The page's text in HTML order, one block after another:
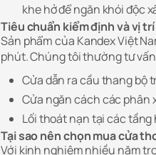
khe hở để ngăn khói độc
Tiêu chuẩn kiểm định và vị
Sản phẩm của Kandex Việt
phút. Chúng tôi thường tư
Cửa dẫn ra cầu thang bộ
Cửa ngăn cách các phân
Lối thoát nạn tại các tầng
Tại sao nên chọn mua cửa
Với kinh nghiệm nhiều năm